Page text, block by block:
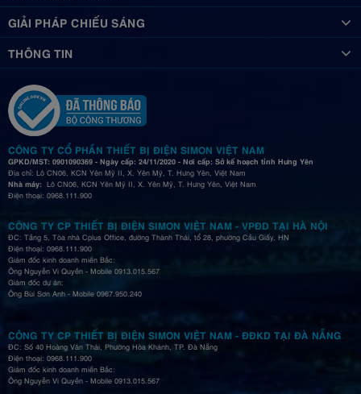
GIẢI PHÁP CHIẾU SÁNG
THÔNG TIN
CÔNG TY CỔ PHẦN THIẾT BỊ ĐIỆN SIMON VIỆT NAM
GPKD/MST: 0901090369 - Ngày cấp: 24/11/2020 - Nơi cấp: Sở kế hoạch tỉnh Hưng Yên
Địa chỉ: Lô CN06, KCN Yên Mỹ II, X. Yên Mỹ, T. Hưng Yên, Việt Nam
Nhà máy: Lô CN06, KCN Yên Mỹ II, X. Yên Mỹ, T. Hưng Yên, Việt Nam
Điện thoại: 0968.111.900
CÔNG TY CP THIẾT BỊ ĐIỆN SIMON VIỆT NAM - VPĐD TẠI HÀ NỘI
ĐC: Tầng 5, Tòa nhà Cplus Office, đường Thành Thái, tổ 28, phường Cầu Giấy, HN
Điện thoại: 0968.111.900
Giám đốc kinh doanh miền Bắc:
Ông Nguyễn Vi Quyền - Mobile 0913.015.567
Giám đốc dự án:
Ông Bùi Sơn Anh - Mobile 0967.950.240
CÔNG TY CP THIẾT BỊ ĐIỆN SIMON VIỆT NAM - ĐĐKD TẠI ĐÀ NẴNG
ĐC: Số 40 Hoàng Văn Thái, Phường Hòa Khánh, TP. Đà Nẵng
Điện thoại: 0968.111.900
Giám đốc kinh doanh miền Bắc:
Ông Nguyễn Vi Quyền - Mobile 0913.015.567